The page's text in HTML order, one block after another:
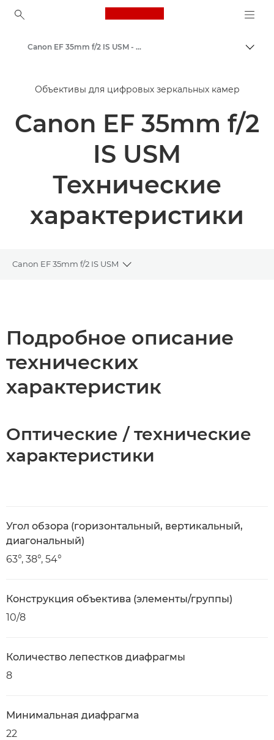
Canon Logo, back to
Объективы для камер Canon
Canon EF 35mm f/2 IS USM - Объективы - Камера и фотообъективы
Объективы для цифровых зеркальных камер
Canon EF 35mm f/2
IS USM
Технические
характеристики
Canon EF 35mm f/2 IS USM
Toggle breadcrumbs
Подробное описание
технических
характеристик
Оптические / технические
характеристики
Угол обзора (горизонтальный, вертикальный,
диагональный)
63°, 38°, 54°
Конструкция объектива (элементы/группы)
10/8
Количество лепестков диафрагмы
8
Минимальная диафрагма
22